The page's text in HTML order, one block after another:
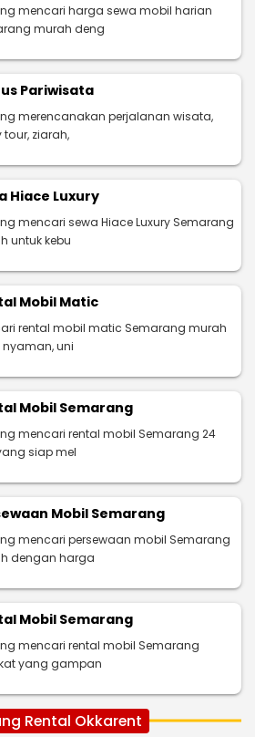
mencari harga sewa mobil harian
murah deng
Pariwisata
merencanakan perjalanan wisata,
tour, ziarah,
Hiace Luxury
mencari sewa Hiace Luxury Semarang
untuk kebu
Mobil Matic
rental mobil matic Semarang murah
uni
Mobil Semarang
mencari rental mobil Semarang 24
siap mel
Mobil Semarang
mencari persewaan mobil Semarang
dengan harga
Mobil Semarang
mencari rental mobil Semarang
yang gampan
Rental Okkarent